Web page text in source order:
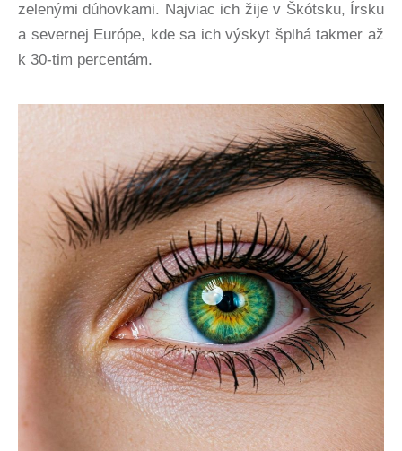
zelenými dúhovkami. Najviac ich žije v Škótsku, Írsku
a severnej Európe, kde sa ich výskyt šplhá takmer až
k 30-tim percentám.